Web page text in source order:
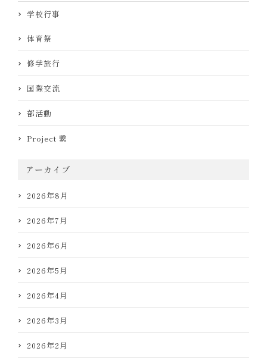
学校行事
体育祭
修学旅行
国際交流
部活動
Project 繋
アーカイブ
2026年8月
2026年7月
2026年6月
2026年5月
2026年4月
2026年3月
2026年2月